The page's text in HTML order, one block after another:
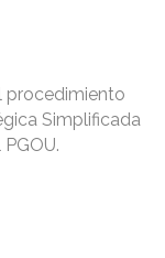
procedimiento
Simplificada